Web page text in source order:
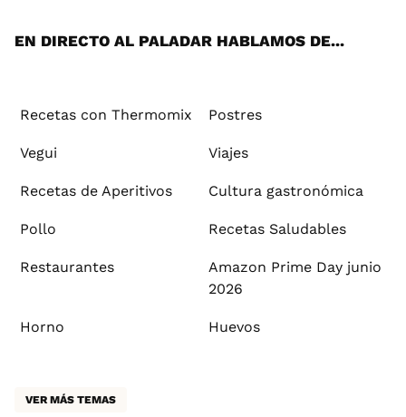
EN DIRECTO AL PALADAR HABLAMOS DE...
Recetas con Thermomix Postres
Vegui Viajes
Recetas de Aperitivos Cultura gastronómica
Pollo Recetas Saludables
Restaurantes
Amazon Prime Day junio
2026
Horno Huevos
VER MÁS TEMAS